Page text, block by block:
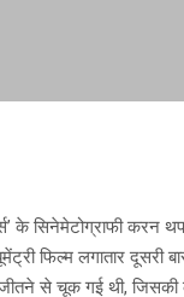
के सिनेमेटोग्राफी
फिल्म लगातार दूसरी
से चूक गई थी, जिसकी